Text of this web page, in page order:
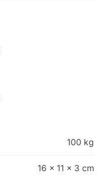
100 kg
16 × 11 × 3 cm